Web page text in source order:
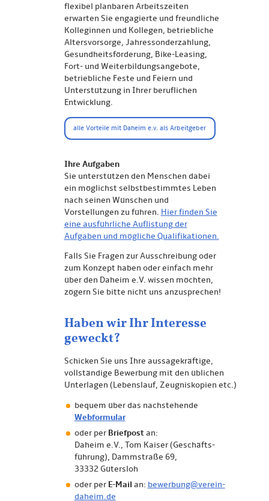
flexibel planbaren Arbeitszeiten
erwarten Sie engagierte und freundliche
Kolleginnen und Kollegen, betriebliche
Altersvorsorge, Jahressonderzahlung,
Gesundheitsförderung, Bike-Leasing,
Fort- und Weiterbildungsangebote,
betriebliche Feste und Feiern und
Unterstützung in Ihrer beruflichen
Entwicklung.
alle Vorteile mit Daheim e.v. als Arbeitgeber
Ihre Aufgaben
Sie unterstützen den Menschen dabei
ein möglichst selbstbestimmtes Leben
nach seinen Wünschen und
Vorstellungen zu führen. Hier finden Sie
eine ausführliche Auflistung der
Aufgaben und mögliche Qualifikationen.
Falls Sie Fragen zur Ausschreibung oder
zum Konzept haben oder einfach mehr
über den Daheim e.V. wissen möchten,
zögern Sie bitte nicht uns anzusprechen!
Haben wir Ihr Interesse
geweckt?
Schicken Sie uns Ihre aussagekräftige,
vollständige Bewerbung mit den üblichen
Unterlagen (Lebenslauf, Zeugniskopien etc.)
bequem über das nachstehende
Webformular
oder per Briefpostan:
Daheim e.V., Tom Kaiser (Geschäfts­
führung), Dammstraße 69,
33332 Gütersloh
oder per E-Mail an: bewerbung@verein-
daheim.de